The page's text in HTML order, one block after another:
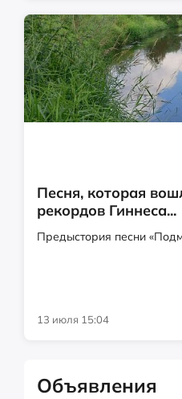
Песня, которая
рекордов Гиннеса...
Предыстория песни
13 июля 15:04
Объявления